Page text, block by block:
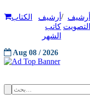
أرشيف
التصويت
/ أرشيف
كاتب
الشهر
الكتاب
Aug 08 / 2026